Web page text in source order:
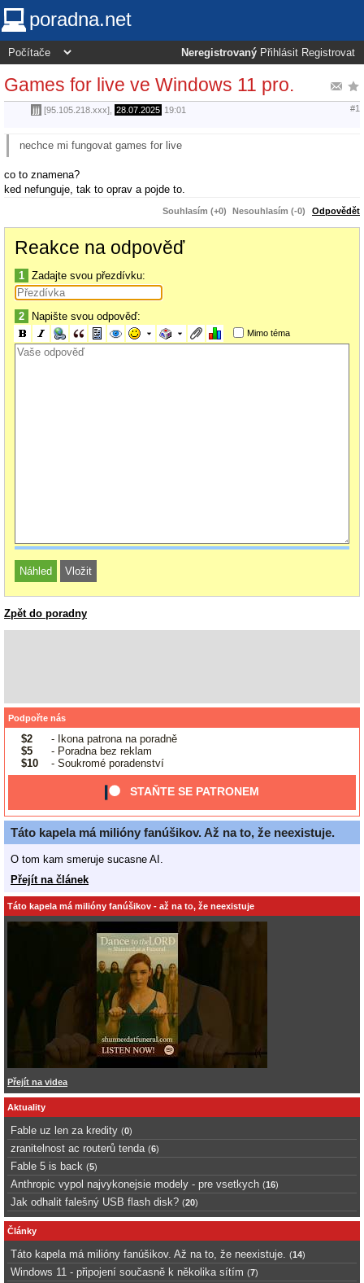
poradna.net
Neregistrovaný Přihlásit Registrovat
Games for live ve Windows 11 pro.
jjj [95.105.218.xxx], 28.07.2025 19:01 #1
nechce mi fungovat games for live
co to znamena?
ked nefunguje, tak to oprav a pojde to.
Souhlasím (+0) Nesouhlasím (-0) Odpovědět
Reakce na odpověď
1 Zadajte svou přezdívku:
2 Napište svou odpověď:
Mimo téma
Zpět do poradny
Podpořte nás
$2
- Ikona patrona na poradně
$5
- Poradna bez reklam
$10
- Soukromé poradenství
STAŇTE SE PATRONEM
Táto kapela má milióny fanúšikov. Až na to, že neexistuje.
O tom kam smeruje sucasne AI.
Přejít na článek
Táto kapela má milióny fanúšikov - až na to, že neexistuje
Přejít na videa
Aktuality
Fable uz len za kredity (0)
zranitelnost ac routerů tenda (6)
Fable 5 is back (5)
Anthropic vypol najvykonejsie modely - pre vsetkych (16)
Jak odhalit falešný USB flash disk? (20)
Články
Táto kapela má milióny fanúšikov. Až na to, že neexistuje. (14)
Windows 11 - připojení současně k několika sítím (7)